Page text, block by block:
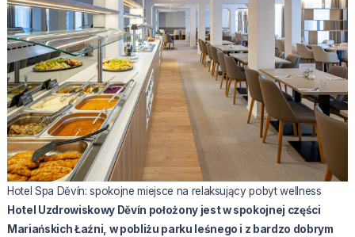
Hotel Spa Děvín: spokojne miejsce na relaksujący pobyt wellness
Hotel Uzdrowiskowy Děvín położony jest w spokojnej części
Mariańskich Łaźni, w pobliżu parku leśnego i z bardzo dobrym